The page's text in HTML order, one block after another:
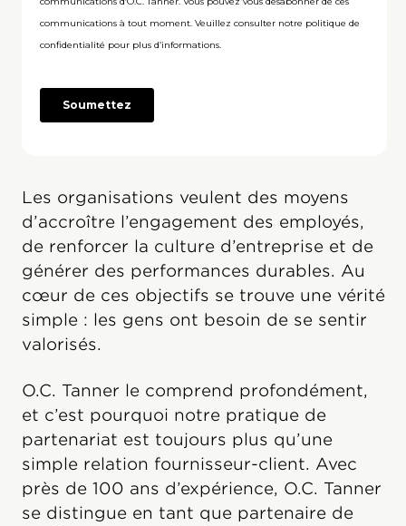
Les organisations veulent des moyens
d’accroître l’engagement des employés,
de renforcer la culture d’entreprise et de
générer des performances durables. Au
cœur de ces objectifs se trouve une vérité
simple : les gens ont besoin de se sentir
valorisés.
O.C. Tanner le comprend profondément,
et c’est pourquoi notre pratique de
partenariat est toujours plus qu’une
simple relation fournisseur-client. Avec
près de 100 ans d’expérience, O.C. Tanner
se distingue en tant que partenaire de